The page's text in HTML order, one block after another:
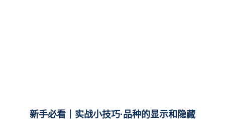
新手必看｜实战小技巧·品种的显示和隐藏